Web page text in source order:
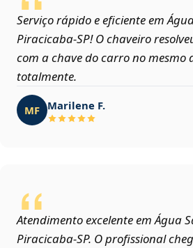
Serviço rápido e eficiente em
Piracicaba‑SP! O chaveiro
com a chave do carro no mesmo
totalmente.
MF Marilene F.
Atendimento excelente em Água
Piracicaba‑SP. O profissional